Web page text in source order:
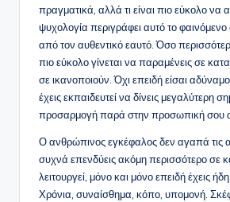
πραγματικά, αλλά τι είναι πιο εύκολο να
ψυχολογία περιγράφει αυτό το
από τον αυθεντικό εαυτό. Όσο
πιο εύκολο γίνεται να παραμένεις σε
σε ικανοποιούν. Όχι επειδή είσαι
έχεις εκπαιδευτεί να δίνεις μεγαλύτερη
προσαρμογή παρά στην προσωπική σου
Ο ανθρώπινος εγκέφαλος δεν αγαπά τις
συχνά επενδύεις ακόμη περισσότερο σε
λειτουργεί, μόνο και μόνο επειδή έχεις
Χρόνια, συναίσθημα, κόπο, υπομονή.